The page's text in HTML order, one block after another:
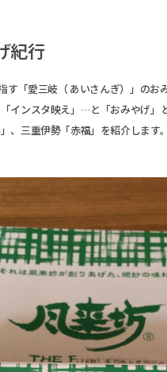
紀行
「愛三岐（ あいさんぎ）」の
インスタ映え」…と「おみやげ」
、三重伊勢「赤福」を紹介します。